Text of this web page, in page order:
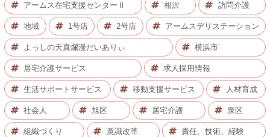
アームス在宅支援センターⅡ 相沢 訪問介護
地域 1号店 2号店 アームスデリステーション
よっしの天真爛漫だいありぃ 横浜市
居宅介護サービス 求人採用情報
生活サポートサービス 移動支援サービス 人材育成
社会人 旭区 居宅介護 泉区
組織づくり 意識改革 責任、技術、経験